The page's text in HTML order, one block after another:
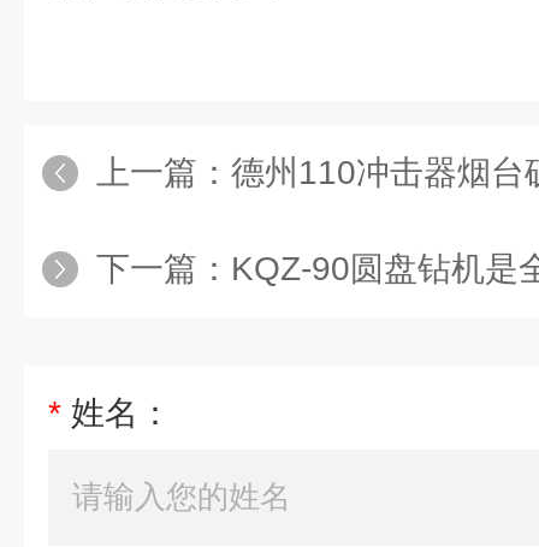
上一篇： 德州110冲击器烟台矿
下一篇： KQZ-90圆盘钻机是全气
* 姓名：